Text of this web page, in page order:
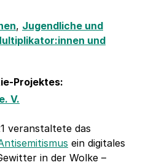
, Jugendliche und
und
Projektes:
V.
veranstaltete das
ein digitales
in der Wolke –